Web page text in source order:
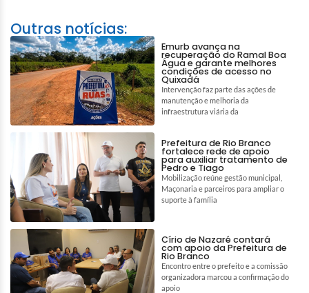
Outras notícias:
Emurb avança na
recuperação do Ramal Boa
Água e garante melhores
condições de acesso no
Quixadá
Intervenção faz parte das ações de
manutenção e melhoria da
infraestrutura viária da
Prefeitura de Rio Branco
fortalece rede de apoio
para auxiliar tratamento de
Pedro e Tiago
Mobilização reúne gestão municipal,
Maçonaria e parceiros para ampliar o
suporte à família
Círio de Nazaré contará
com apoio da Prefeitura de
Rio Branco
Encontro entre o prefeito e a comissão
organizadora marcou a confirmação do
apoio